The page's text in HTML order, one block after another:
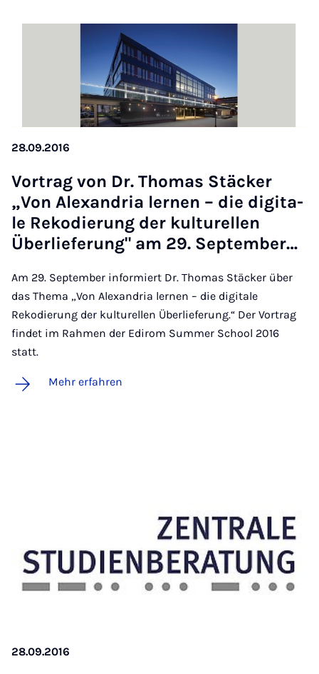
28.09.2016
Vor­trag von Dr. Tho­mas Stä­cker
„Von Alex­an­dria ler­nen – die di­gi­ta­
le Re­ko­die­rung der kul­tu­rel­len
Über­lie­fe­rung" am 29. Sep­tem­ber…
Am 29. September informiert Dr. Thomas Stäcker über
das Thema „Von Alexandria lernen – die digitale
Rekodierung der kulturellen Überlieferung.“ Der Vortrag
findet im Rahmen der Edirom Summer School 2016
statt.
Mehr erfahren
28.09.2016